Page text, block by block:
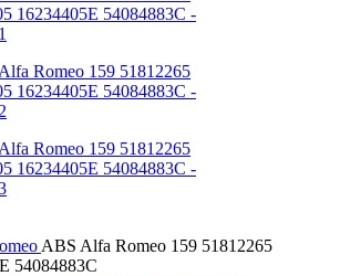
ABS Alfa Romeo 159 51812265
54084883C